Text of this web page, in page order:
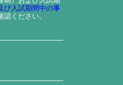
び入試期間中の事
認ください。